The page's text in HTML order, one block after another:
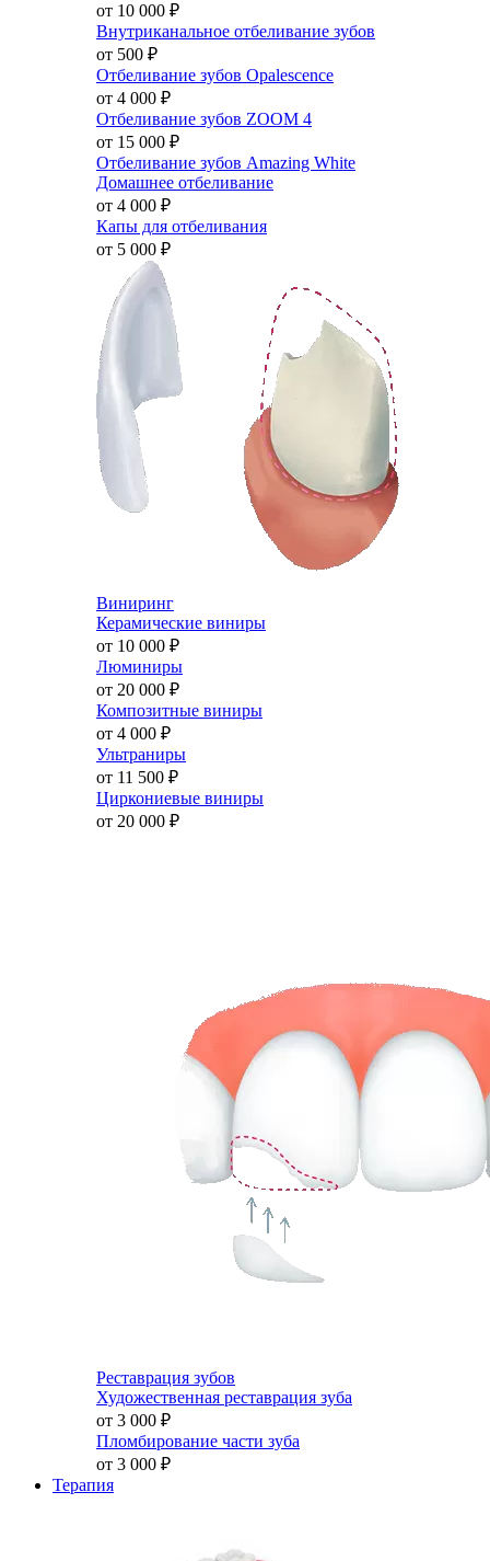
от 10 000 ₽
Внутриканальное отбеливание зубов
от 500 ₽
Отбеливание зубов Opalescence
от 4 000 ₽
Отбеливание зубов ZOOM 4
от 15 000 ₽
Отбеливание зубов Amazing White
Домашнее отбеливание
от 4 000 ₽
Капы для отбеливания
от 5 000 ₽
Виниринг
Керамические виниры
от 10 000 ₽
Люминиры
от 20 000 ₽
Композитные виниры
от 4 000 ₽
Ультраниры
от 11 500 ₽
Циркониевые виниры
от 20 000 ₽
Реставрация зубов
Художественная реставрация зуба
от 3 000 ₽
Пломбирование части зуба
от 3 000 ₽
Терапия